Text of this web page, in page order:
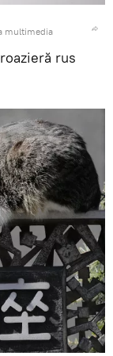
multimedia
rus